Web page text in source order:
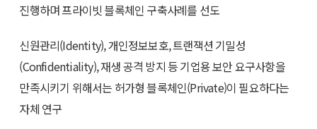
진행하며 프라이빗 블록체인 구축사례를 선도
신원관리(Identity), 개인정보보호, 트랜잭션 기밀성
(Confidentiality), 재생 공격 방지 등 기업용 보안 요구사항을
만족시키기 위해서는 허가형 블록체인(Private)이 필요하다는
자체 연구